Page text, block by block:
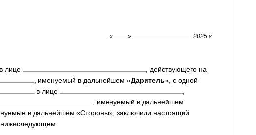
« » 2025 г.
в лице
, действующего на
, именуемый в дальнейшем «Даритель», с одной
в лице
, именуемый в дальнейшем
в дальнейшем «Стороны», заключили настоящий